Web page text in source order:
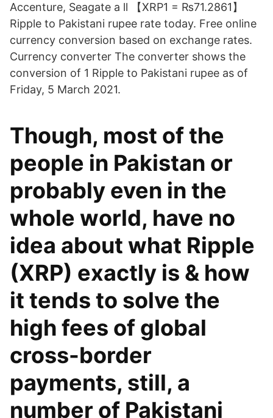
Accenture, Seagate a ll 【XRP1 = ₨71.2861】
Ripple to Pakistani rupee rate today. Free online
currency conversion based on exchange rates.
Currency converter The converter shows the
conversion of 1 Ripple to Pakistani rupee as of
Friday, 5 March 2021.
Though, most of the
people in Pakistan or
probably even in the
whole world, have no
idea about what Ripple
(XRP) exactly is & how
it tends to solve the
high fees of global
cross-border
payments, still, a
number of Pakistani